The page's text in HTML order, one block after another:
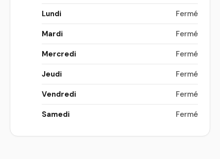
Lundi Fermé
Mardi Fermé
Mercredi Fermé
Jeudi Fermé
Vendredi Fermé
Samedi Fermé